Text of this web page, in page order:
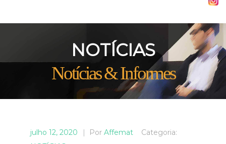
NOTÍCIAS
Notícias & Informes
julho 12, 2020 | Por Affemat
Categoria: